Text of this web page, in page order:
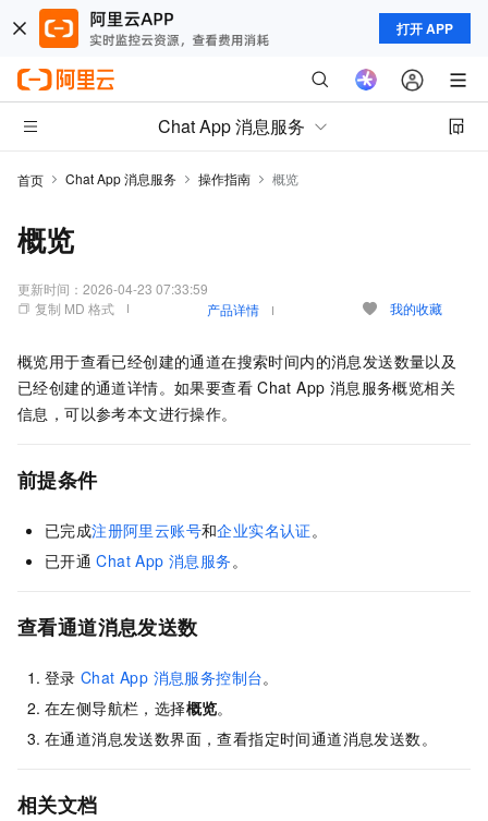
打开 APP
Chat App 消息服务
首页 Chat App 消息服务 操作指南 概览
概览
更新时间： 2026-04-23 07:33:59
复制 MD 格式
产品详情 我的收藏
概览用于查看已经创建的通道在搜索时间内的消息发送数量以及
已经创建的通道详情。如果要查看 Chat App 消息服务概览相关
信息，可以参考本文进行操作。
前提条件
已完成注册阿里云账号和企业实名认证。
已开通 Chat App 消息服务。
查看通道消息发送数
登录 Chat App 消息服务控制台。
在左侧导航栏，选择概览。
在通道消息发送数界面，查看指定时间通道消息发送数。
相关文档